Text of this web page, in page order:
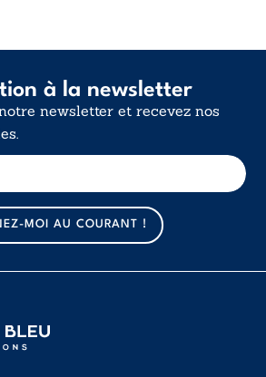
à la newsletter
newsletter et recevez nos
m
a
i
l
MOI AU COURANT !